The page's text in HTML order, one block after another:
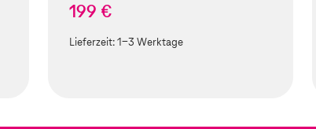
199 €
Lieferzeit:1-3 Werktage